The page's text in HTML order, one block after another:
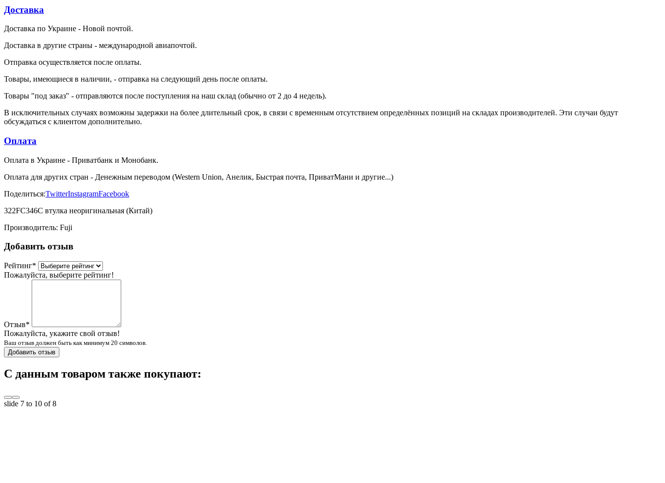
Доставка
Доставка по Украине - Новой почтой.
Доставка в другие страны - международной авиапочтой.
Отправка осуществляется после оплаты.
Товары, имеющиеся в наличии, - отправка на следующий день после оплаты.
Товары "под заказ" - отправляются после поступления на наш склад (обычно от 2 до 4 недель).
В исключительных случаях возможны задержки на более длительный срок, в связи с временным отсутствием определённых позиций на складах производителей. Эти случаи будут
обсуждаться с клиентом дополнительно.
Оплата
Оплата в Украине - Приватбанк и Монобанк.
Оплата для других стран - Денежным переводом (Western Union, Анелик, Быстрая почта, ПриватМани и другие...)
Поделиться:TwitterInstagramFacebook
322FC346C втулка неоригинальная (Китай)
Производитель: Fuji
Добавить отзыв
Рейтинг*
Пожалуйста, выберите рейтинг!
Отзыв*
Пожалуйста, укажите свой отзыв!
Ваш отзыв должен быть как минимум 20 символов.
Добавить отзыв
С данным товаром также покупают:
slide 7 to 10 of 8